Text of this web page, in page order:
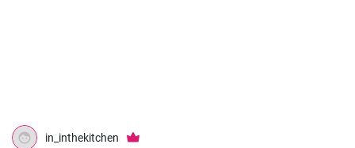
in_inthekitchen